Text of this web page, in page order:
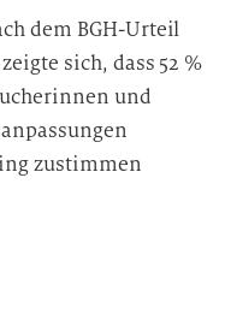
dem BGH-Urteil
sich, dass 52 %
und
zustimmen